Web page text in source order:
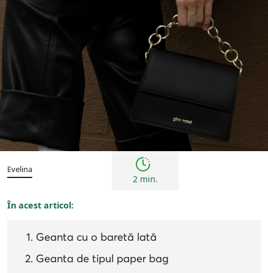
Femei Inspirații și trenduri
Evelina
2 min.
În acest articol:
Geanta cu o baretă lată
Geanta de tipul paper bag